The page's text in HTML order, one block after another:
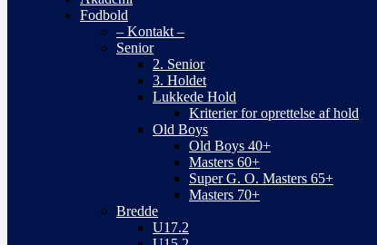
Fodbold
– Kontakt –
Senior
2. Senior
3. Holdet
Lukkede Hold
Kriterier for oprettelse af hold
Old Boys
Old Boys 40+
Masters 60+
Super G. O. Masters 65+
Masters 70+
Bredde
U17.2